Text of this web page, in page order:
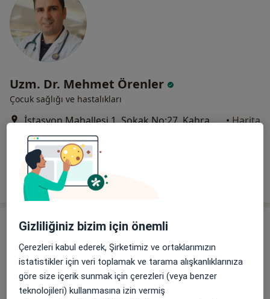
Uzm. Dr. Mehmet Örenler
Çocuk sağlığı ve hastalıkları
İstasyon Mahallesi 1. Sokak No:27, Kahramanmaraş •Harita
Özel Sular Akademi Hastanesi
Randevu talep et
Gizliliğiniz bizim için önemli
Çerezleri kabul ederek, Şirketimiz ve ortaklarımızın
istatistikler için veri toplamak ve tarama alışkanlıklarınıza
göre size içerik sunmak için çerezleri (veya benzer
teknolojileri) kullanmasına izin vermiş